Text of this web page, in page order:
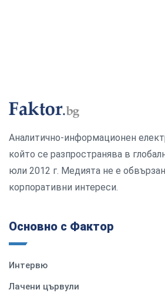
Аналитично-информационен
който се разпространява в
юли 2012 г. Медията не е
корпоративни интереси.
Основно с Фактор
Интервю
Лачени цървули